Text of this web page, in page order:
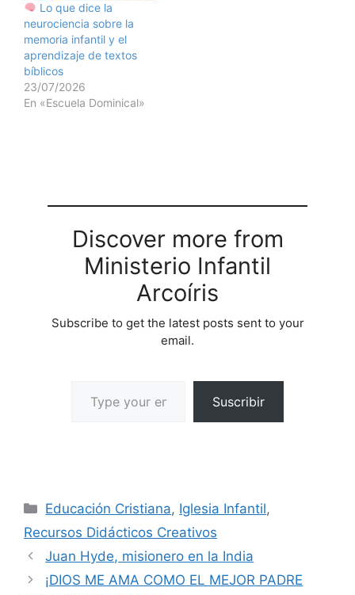
Lo que dice la
neurociencia sobre la
memoria infantil y el
aprendizaje de textos
bíblicos
23/07/2026
En «Escuela Dominical»
Discover more from
Ministerio Infantil
Arcoíris
Subscribe to get the latest posts sent to your
email.
Suscribir
Educación Cristiana, Iglesia Infantil,
Recursos Didácticos Creativos
Juan Hyde, misionero en la India
¡DIOS ME AMA COMO EL MEJOR PADRE